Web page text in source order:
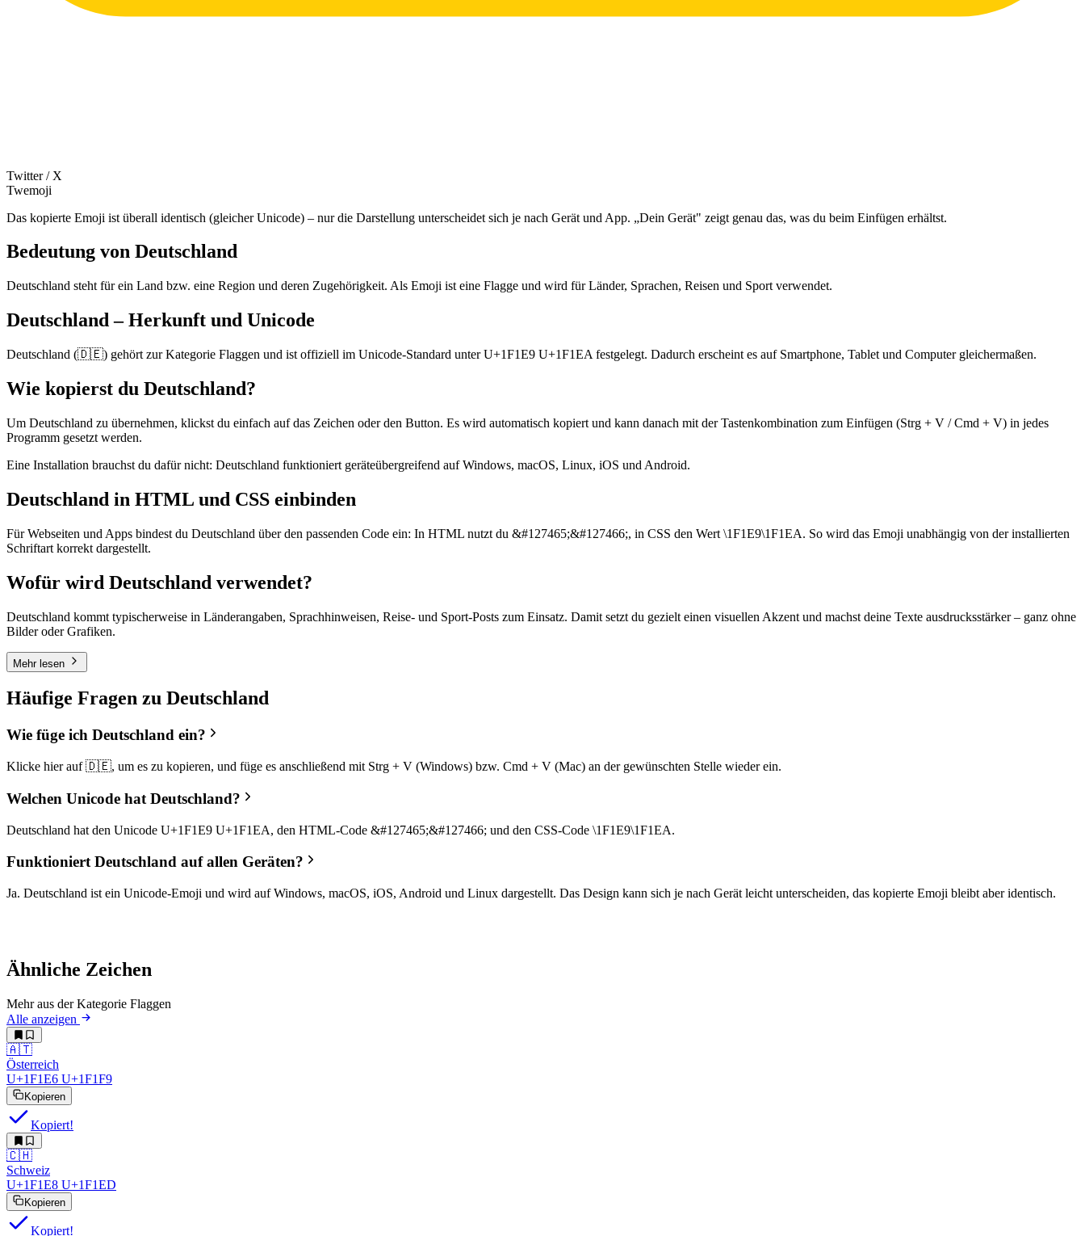
Twitter / X
Twemoji
Das kopierte Emoji ist überall identisch (gleicher Unicode) – nur die Darstellung unterscheidet sich je nach Gerät und App. „Dein Gerät" zeigt genau das, was du beim Einfügen erhältst.
Bedeutung von Deutschland
Deutschland steht für ein Land bzw. eine Region und deren Zugehörigkeit. Als Emoji ist eine Flagge und wird für Länder, Sprachen, Reisen und Sport verwendet.
Deutschland – Herkunft und Unicode
Deutschland (🇩🇪) gehört zur Kategorie Flaggen und ist offiziell im Unicode-Standard unter U+1F1E9 U+1F1EA festgelegt. Dadurch erscheint es auf Smartphone, Tablet und Computer gleichermaßen.
Wie kopierst du Deutschland?
Um Deutschland zu übernehmen, klickst du einfach auf das Zeichen oder den Button. Es wird automatisch kopiert und kann danach mit der Tastenkombination zum Einfügen (Strg + V / Cmd + V) in jedes
Programm gesetzt werden.
Eine Installation brauchst du dafür nicht: Deutschland funktioniert geräteübergreifend auf Windows, macOS, Linux, iOS und Android.
Deutschland in HTML und CSS einbinden
Für Webseiten und Apps bindest du Deutschland über den passenden Code ein: In HTML nutzt du &#127465;&#127466;, in CSS den Wert \1F1E9\1F1EA. So wird das Emoji unabhängig von der installierten
Schriftart korrekt dargestellt.
Wofür wird Deutschland verwendet?
Deutschland kommt typischerweise in Länderangaben, Sprachhinweisen, Reise- und Sport-Posts zum Einsatz. Damit setzt du gezielt einen visuellen Akzent und machst deine Texte ausdrucksstärker – ganz ohne
Bilder oder Grafiken.
Mehr lesen
Häufige Fragen zu Deutschland
Wie füge ich Deutschland ein?
Klicke hier auf 🇩🇪, um es zu kopieren, und füge es anschließend mit Strg + V (Windows) bzw. Cmd + V (Mac) an der gewünschten Stelle wieder ein.
Welchen Unicode hat Deutschland?
Deutschland hat den Unicode U+1F1E9 U+1F1EA, den HTML-Code &#127465;&#127466; und den CSS-Code \1F1E9\1F1EA.
Funktioniert Deutschland auf allen Geräten?
Ja. Deutschland ist ein Unicode-Emoji und wird auf Windows, macOS, iOS, Android und Linux dargestellt. Das Design kann sich je nach Gerät leicht unterscheiden, das kopierte Emoji bleibt aber identisch.
Ähnliche Zeichen
Mehr aus der Kategorie Flaggen
Alle anzeigen
🇦🇹
Österreich
U+1F1E6 U+1F1F9
Kopieren
Kopiert!
🇨🇭
Schweiz
U+1F1E8 U+1F1ED
Kopieren
Kopiert!